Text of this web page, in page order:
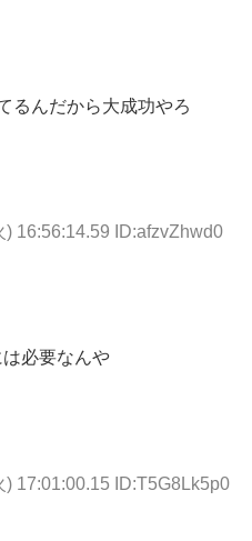
るんだから大成功やろ
) 16:56:14.59 ID:afzvZhwd0
必要なんや
) 17:01:00.15 ID:T5G8Lk5p0